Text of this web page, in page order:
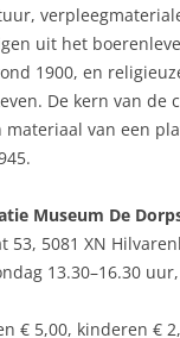
uit het
1900, en
De kern van de
materiaal van een
Museum De
53, 5081 XN
13.30–16.30
€ 5,00, kinderen €